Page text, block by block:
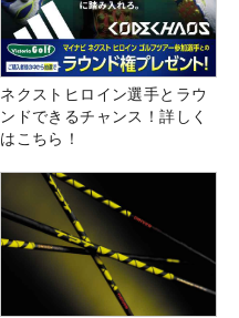
ネクストヒロイン選手とラウ
ンドできるチャンス！詳しく
はこちら！